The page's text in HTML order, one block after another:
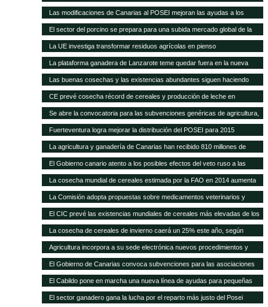
Artesanas
Las modificaciones de Canarias al POSEI mejoran las ayudas a los
sectores productivos canarios
El sector del porcino se prepara para una subida mercado global de la
carne del 40% en 20 años
La UE investiga transformar residuos agrícolas en pienso
La plataforma ganadera de Lanzarote teme quedar fuera en la nueva
revisión del Posei
Las buenas cosechas y las existencias abundantes siguen haciendo
bajar los precios internacionales de los alimentos
CE prevé cosecha récord de cereales y producción de leche en
próximos meses
Se abre la convocatoria para las subvenciones genéricas de agricultura,
ganadería y pesca
Fuerteventura logra mejorar la distribución del POSEI para 2015
La agricultura y ganadería de Canarias han recibido 810 millones de
euros en ayudas del POSEI esta legislatura
El Gobierno canario atento a los posibles efectos del veto ruso a las
importaciones de la UE
La cosecha mundial de cereales estimada por la FAO en 2014 aumenta
en 14 Mt
La Comisión adopta propuestas sobre medicamentos veterinarios y
piensos medicamentosos
El CIC prevé las existencias mundiales de cereales más elevadas de los
15 años
La cosecha de cereales de invierno caerá un 25% este año, según
Agricultura
Agricultura incorpora a su sede electrónica nuevos procedimientos y
servicios on line
El Gobierno de Canarias convoca subvenciones para las asociaciones
agrarias
El Cabildo pone en marcha una nueva línea de ayudas para pequeñas
queserías con 100.000 euros
El sector ganadero gana la lucha por el reparto más justo del Posei